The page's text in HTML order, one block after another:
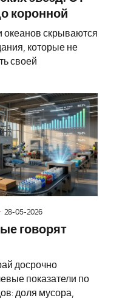
коронной
океанов скрываются
которые не
своей
28-05-2026
говорят
досрочно
показатели по
доля мусора,